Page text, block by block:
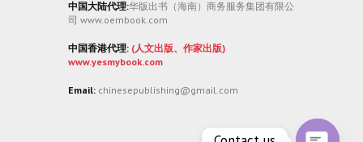
中国大陆代理:华版出书（海南）商务服务集团有限公
司 www.oembook.com
中国香港代理: (人文出版、作家出版)
www.yesmybook.com
Email: chinesepublishing@gmail.com